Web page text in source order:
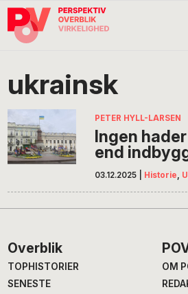
Gå
direkte
navigation
Skip
indhold
Gå
direkte
POV
International
ukrainsk
PETER HYLL-LARSEN
Ingen
end
03.12.2025 Historie,
Footer
Overblik
TOPHISTORIER
SENESTE
OM